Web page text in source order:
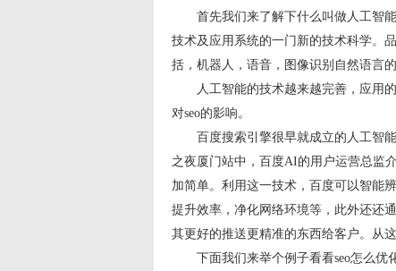
首先我们来了解下什么叫做人工智能
技术及应用系统的一门新的技术科学。
括，机器人，语音，图像识别自然语言的
人工智能的技术越来越完善，应用的
对seo的影响。
百度搜索引擎很早就成立的人工智能
之夜厦门站中，百度AI的用户运营总监
加简单。利用这一技术，百度可以智能
提升效率，净化网络环境等，此外还还
其更好的推送更精准的东西给客户。从
下面我们来举个例子看看seo怎么优